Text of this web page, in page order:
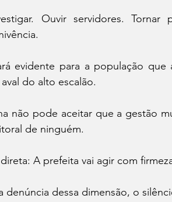
Ouvir servidores. Tornar
evidente para a população
do alto escalão.
não pode aceitar que a gestão
de ninguém.
A prefeita vai agir com
denúncia dessa dimensão, o